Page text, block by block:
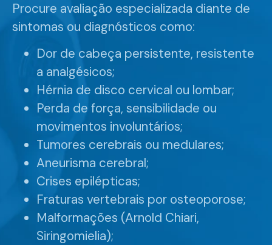
Procure avaliação especializada diante de
sintomas ou diagnósticos como:
Dor de cabeça persistente, resistente
a analgésicos;
Hérnia de disco cervical ou lombar;
Perda de força, sensibilidade ou
movimentos involuntários;
Tumores cerebrais ou medulares;
Aneurisma cerebral;
Crises epilépticas;
Fraturas vertebrais por osteoporose;
Malformações (Arnold Chiari,
Siringomielia);